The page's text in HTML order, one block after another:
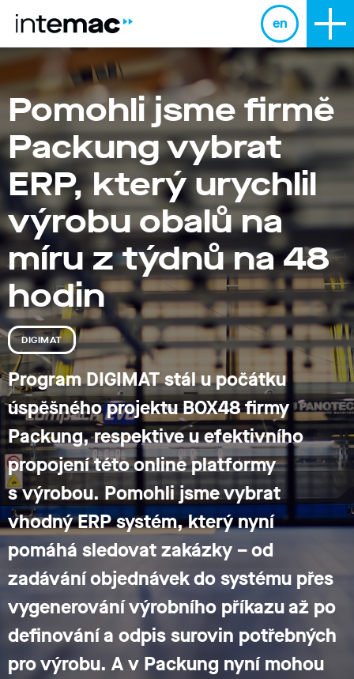
en
Pomohli jsme firmě
Packung vybrat
ERP, který urychlil
výrobu obalů na
míru z týdnů na 48
hodin
DIGIMAT
Program DIGIMAT stál u počátku
úspěšného projektu BOX48 firmy
Packung, respektive u efektivního
propojení této online platformy
s výrobou. Pomohli jsme vybrat
vhodný ERP systém, který nyní
pomáhá sledovat zakázky – od
zadávání objednávek do systému přes
vygenerování výrobního příkazu až po
definování a odpis surovin potřebných
pro výrobu. A v Packung nyní mohou